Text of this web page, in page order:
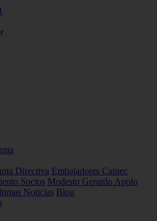
Directiva Embajadores Cainec
Socios Modesto Gerardo Apolo
Noticias Blog